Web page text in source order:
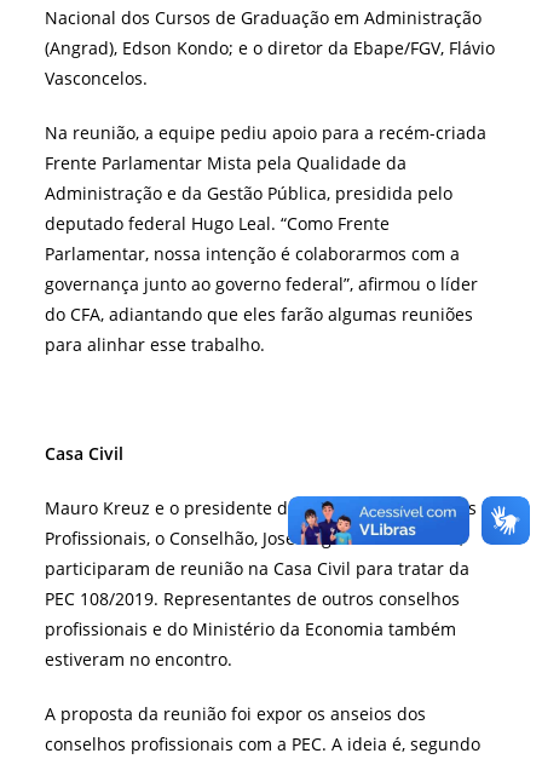
Nacional dos Cursos de Graduação em Administração
(Angrad), Edson Kondo; e o diretor da Ebape/FGV, Flávio
Vasconcelos.
Na reunião, a equipe pediu apoio para a recém-criada
Frente Parlamentar Mista pela Qualidade da
Administração e da Gestão Pública, presidida pelo
deputado federal Hugo Leal. “Como Frente
Parlamentar, nossa intenção é colaborarmos com a
governança junto ao governo federal”, afirmou o líder
do CFA, adiantando que eles farão algumas reuniões
para alinhar esse trabalho.
Casa Civil
Mauro Kreuz e o presidente do Fórum dos Conselhos
Profissionais, o Conselhão, José Augusto Viana Neto,
participaram de reunião na Casa Civil para tratar da
PEC 108/2019. Representantes de outros conselhos
profissionais e do Ministério da Economia também
estiveram no encontro.
A proposta da reunião foi expor os anseios dos
conselhos profissionais com a PEC. A ideia é, segundo